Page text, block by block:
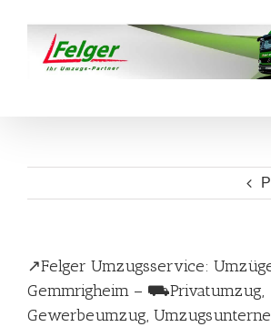
content
↗️Felger Umzugsservice:
Gemmrigheim – ⛟Privatumzug,
Gewerbeumzug,